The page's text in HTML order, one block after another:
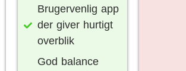
Brugervenlig app
der giver hurtigt
overblik
God balance